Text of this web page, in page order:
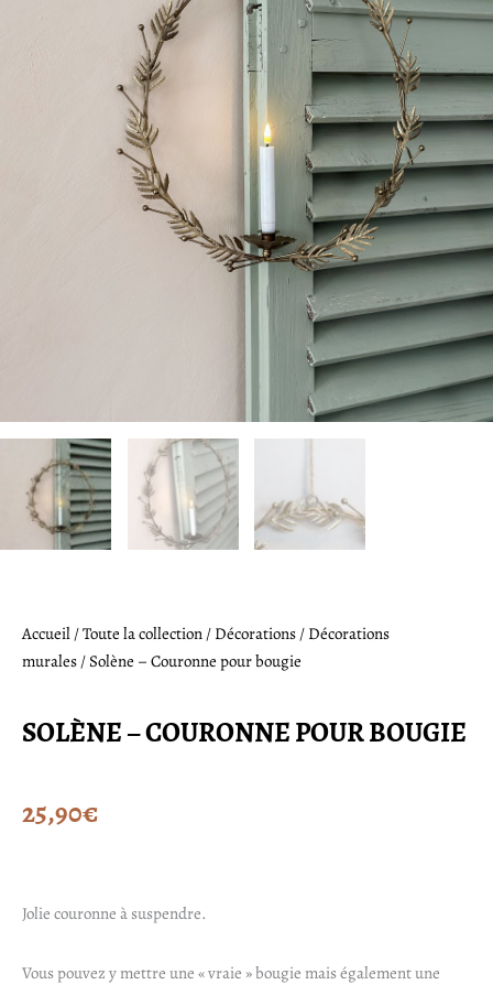
Accueil /Toute la collection / Décorations / Décorations
murales / Solène – Couronne pour bougie
SOLÈNE – COURONNE POUR BOUGIE
25,90€
Jolie couronne à suspendre.
Vous pouvez y mettre une « vraie » bougie mais également une